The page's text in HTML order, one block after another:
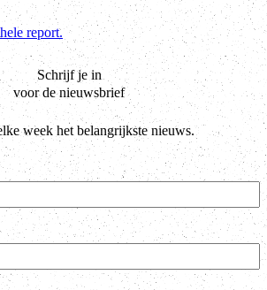
report.
Schrijf je in
voor de nieuwsbrief
week het belangrijkste nieuws.